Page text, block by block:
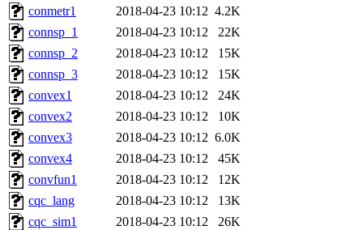
conmetr1
2018-04-23 10:12 4.2K
connsp_1
2018-04-23 10:12
22K
connsp_2
2018-04-23 10:12
15K
connsp_3
2018-04-23 10:12
15K
convex1
2018-04-23 10:12
24K
convex2
2018-04-23 10:12
10K
convex3
2018-04-23 10:12 6.0K
convex4
2018-04-23 10:12
45K
convfun1
2018-04-23 10:12
12K
cqc_lang
2018-04-23 10:12
13K
cqc_sim1
2018-04-23 10:12
26K